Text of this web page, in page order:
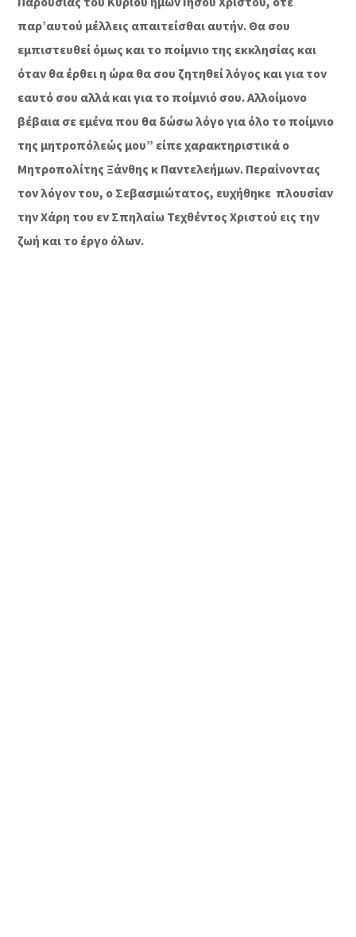
παρ’αυτού μέλλεις απαιτείσθαι αυτήν. Θα σου
εμπιστευθεί όμως και το ποίμνιο της εκκλησίας και
όταν θα έρθει η ώρα θα σου ζητηθεί λόγος και για τον
εαυτό σου αλλά και για το ποίμνιό σου. Αλλοίμονο
βέβαια σε εμένα που θα δώσω λόγο για όλο το ποίμνιο
της μητροπόλεώς μου” είπε χαρακτηριστικά ο
Μητροπολίτης Ξάνθης κ Παντελεήμων. Περαίνοντας
τον λόγον του, ο Σεβασμιώτατος, ευχήθηκε πλουσίαν
την Χάρη του εν Σπηλαίω Τεχθέντος Χριστού εις την
ζωή και το έργο όλων.